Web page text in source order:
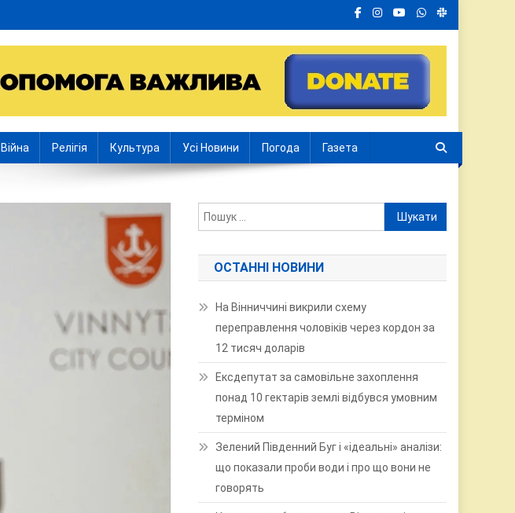
Війна Релігія Культура Усі Новини Погода Газета
Пошук:
ОСТАННІ НОВИНИ
На Вінниччині викрили схему
переправлення чоловіків через кордон за
12 тисяч доларів
Ексдепутат за самовільне захоплення
понад 10 гектарів землі відбувся умовним
терміном
Зелений Південний Буг і «ідеальні» аналізи:
що показали проби води і про що вони не
говорять